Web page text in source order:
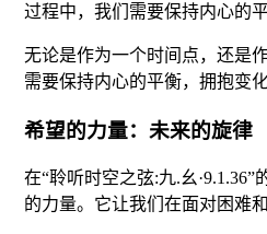
过程中，我们需要保持内心的
无论是作为一个时间点，还是
需要保持内心的平衡，拥抱变
希望的力量：未来的旋律
在“聆听时空之弦:九.幺
的力量。它让我们在面对困难